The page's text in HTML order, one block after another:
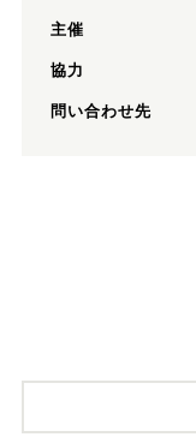
主催
協力
問い合わせ先